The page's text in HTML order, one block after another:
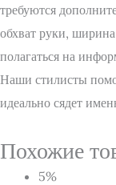
требуются
обхват руки,
полагаться на
Наши стилисты
идеально сядет
Похожие
5%